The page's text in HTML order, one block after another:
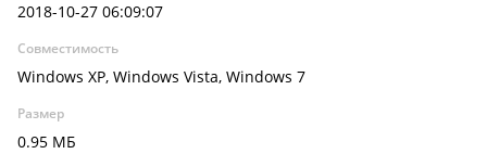
2018-10-27 06:09:07
Совместимость
Windows XP, Windows Vista, Windows 7
Размер
0.95 МБ